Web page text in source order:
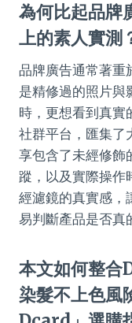
為何比起品牌
上的素人實測
品牌廣告通常著重
是精修過的照片與
時，更想看到真
社群平台，匯集了
享包含了未經修飾
蹤，以及實際操作
經濾鏡的真實感，
易判斷產品是否真
本文如何整合
染髮不上色風